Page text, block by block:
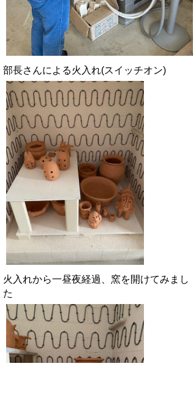
部長さんによる火入れ(スイッチオン)
火入れから一昼夜経過、窯を開けてみまし
た